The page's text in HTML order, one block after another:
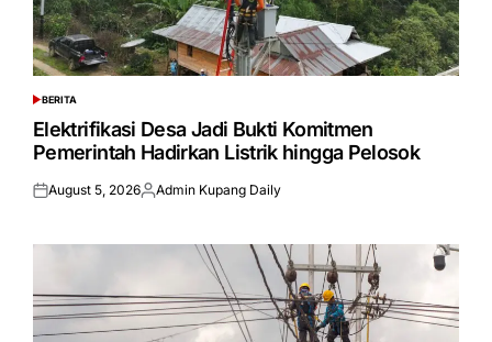
POSTED
IN
BERITA
Elektrifikasi Desa Jadi Bukti Komitmen
Pemerintah Hadirkan Listrik hingga Pelosok
Posted
August 5, 2026Posted
Admin Kupang Daily